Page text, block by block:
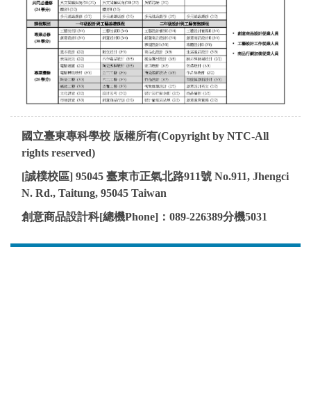
國立臺東專科學校 版權所有(Copyright by NTC-All
rights reserved)
[誠樸校區] 95045 臺東市正氣北路911號 No.911, Jhengci
N. Rd., Taitung, 95045 Taiwan
創意商品設計科[總機Phone] ： 089-226389分機5031